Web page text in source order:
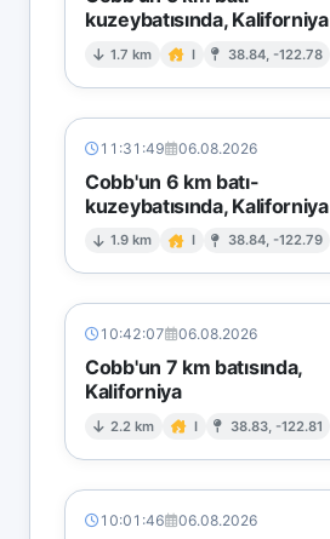
kuzeybatısında, Kaliforniya
1.7 km I 38.84, -122.78
11:31:49 06.08.2026
Cobb'un 6 km batı-
kuzeybatısında, Kaliforniya
1.9 km I 38.84, -122.79
10:42:07 06.08.2026
Cobb'un 7 km batısında,
Kaliforniya
2.2 km I 38.83, -122.81
10:01:46 06.08.2026